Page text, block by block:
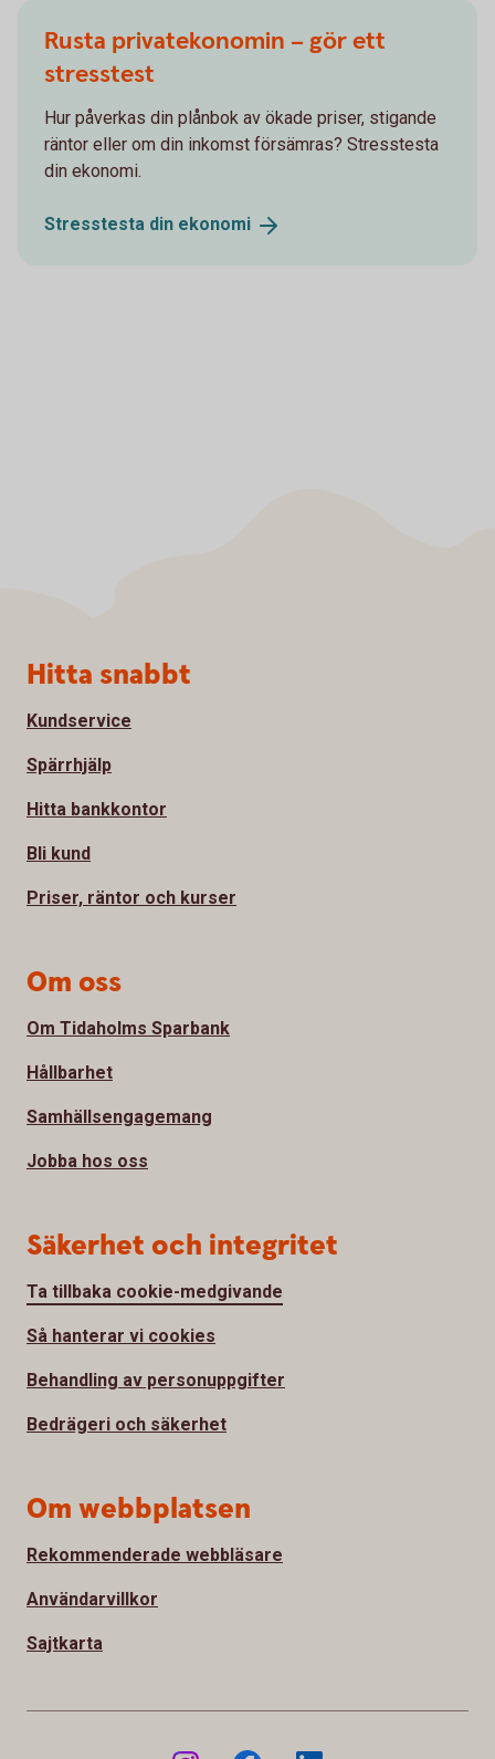
Rusta privatekonomin – gör ett
stresstest
Hur påverkas din plånbok av ökade priser, stigande
räntor eller om din inkomst försämras? Stresstesta
din ekonomi.
Stresstesta din ekonomi
Sidfot
Hitta snabbt
Kundservice
Spärrhjälp
Hitta bankkontor
Bli kund
Priser, räntor och kurser
Om oss
Om Tidaholms Sparbank
Hållbarhet
Samhällsengagemang
Jobba hos oss
Säkerhet och integritet
Ta tillbaka cookie-medgivande
Så hanterar vi cookies
Behandling av personuppgifter
Bedrägeri och säkerhet
Om webbplatsen
Rekommenderade webbläsare
Användarvillkor
Sajtkarta